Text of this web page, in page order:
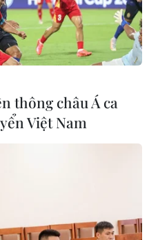
lên án vụ tấn công
hòa nhạc trong trung
của Nga vào tối 22/3
thông châu Á ca
Việt Nam